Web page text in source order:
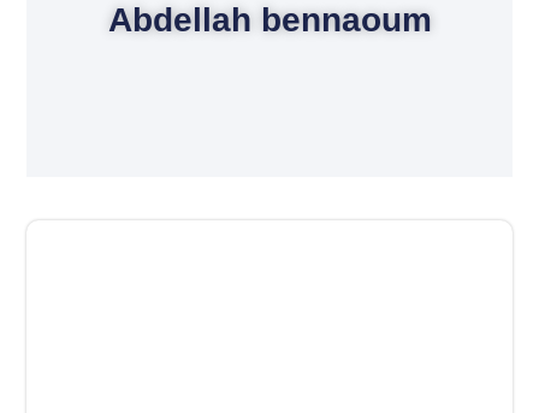
Abdellah bennaoum